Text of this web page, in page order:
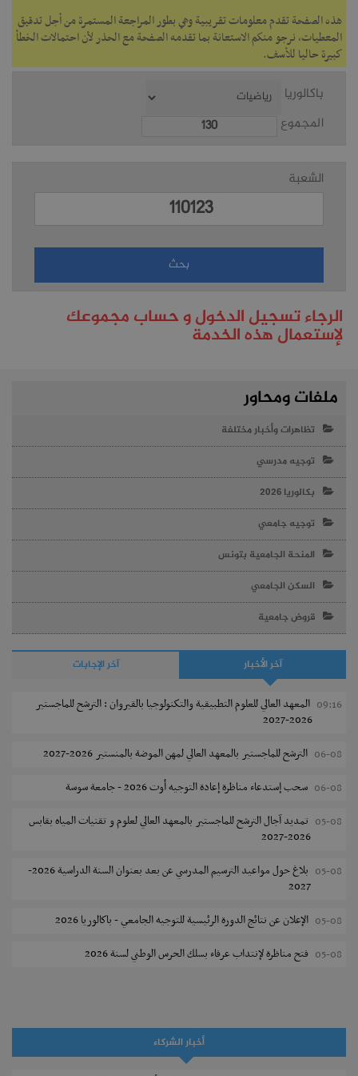
هذه الصفحة تقدم معلومات تقريبية وهي بطور المراجعة المستمرة من أجل تدقيق
المعطيات، نرجو منكم الاستعانة بما تقدمه الصفحة مع الحذر لأن احتمالات الخطأ
كبيرة حاليا للأسف.
باكالوريا
المجموع
الشعبة
الرجاء تسجيل الدخول و حساب مجموعك
لإستعمال هذه الخدمة
ملفات ومحاور
تظاهرات وأخبار مختلفة
توجيه مدرسي
بكالوريا 2026
توجيه جامعي
المنحة الجامعية بتونس
السكن الجامعي
قروض جامعية
آخر الأخبار آخر الإجابات
09:16 المعهد العالي للعلوم التطبيقية والتكنولوجيا بالقيروان : الترشح للماجستير
2026-2027
06-08 الترشح للماجستير بالمعهد العالي لمهن الموضة بالمنستير 2026-2027
06-08 سحب إستدعاء مناظرة إعادة التوجيه أوت 2026 - جامعة سوسة
05-08 تمديد آجال الترشح للماجستير بالمعهد العالي لعلوم و تقنيات المياه بقابس
2026-2027
05-08
بلاغ حول مواعيد الترسيم المدرسي عن بعد بعنوان السنة الدراسية 2026-
2027
05-08 الإعلان عن نتائج الدورة الرئيسية للتوجيه الجامعي - باكالوريا 2026
05-08 فتح مناظرة لإنتداب عرفاء بسلك الحرس الوطني لسنة 2026
تمديد آجال الترشح للماجستير بكلية العلوم بقابس 2026-2027
أخبار الشركاء